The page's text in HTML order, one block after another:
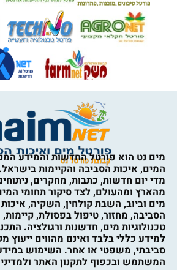
מים נט הוא פורטל החדשות והמידע
המים, איכות הסביבה והקיימות
מדי יום חדשות, כתבות, מחקרים,
מהארץ ומהעולם, לצד סיקור תחומי
מים וביוב, השבת קולחין, השקיה,
הסביבה, מחזור, טיפול בפסולת,
טכנולוגיות מים, חדשנות ורגולציה.
למידע כללי בלבד ואינם מהווים ייעוץ
סביבתי, משפטי או אחר. השימוש
המשתמש ובכפוף לתקנון האתר